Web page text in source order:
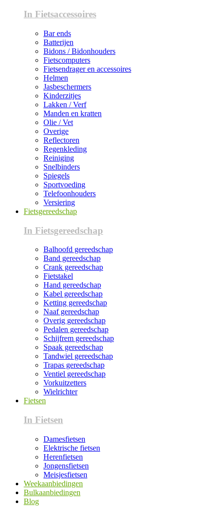
In Fietsaccessoires
Bar ends
Batterijen
Bidons / Bidonhouders
Fietscomputers
Fietsendrager en accessoires
Helmen
Jasbeschermers
Kinderzitjes
Lakken / Verf
Manden en kratten
Olie / Vet
Overige
Reflectoren
Regenkleding
Reiniging
Snelbinders
Spiegels
Sportvoeding
Telefoonhouders
Versiering
Fietsgereedschap
In Fietsgereedschap
Balhoofd gereedschap
Band gereedschap
Crank gereedschap
Fietstakel
Hand gereedschap
Kabel gereedschap
Ketting gereedschap
Naaf gereedschap
Overig gereedschap
Pedalen gereedschap
Schijfrem gereedschap
Spaak gereedschap
Tandwiel gereedschap
Trapas gereedschap
Ventiel gereedschap
Vorkuitzetters
Wielrichter
Fietsen
In Fietsen
Damesfietsen
Elektrische fietsen
Herenfietsen
Jongensfietsen
Meisjesfietsen
Weekaanbiedingen
Bulkaanbiedingen
Blog